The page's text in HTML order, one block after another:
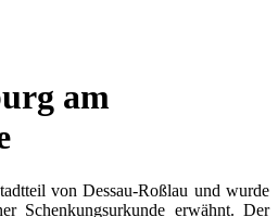
am
von Dessau-Roßlau und wurde
Schenkungsurkunde erwähnt. Der